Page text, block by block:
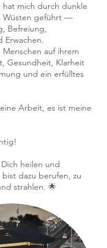
mich durch dunkle
Wüsten geführt —
Befreiung,
Erwachen.
auf ihrem
Gesundheit, Klarheit
und ein erfülltes
Arbeit, es ist meine
heilen und
dazu berufen, zu
strahlen. 🌟